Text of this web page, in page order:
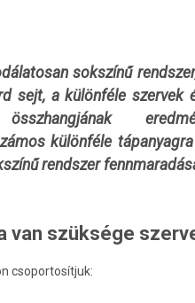
sokszínű
sejt, a különféle szervek
különféle
rendszer
van szüksége
csoportosítjuk: